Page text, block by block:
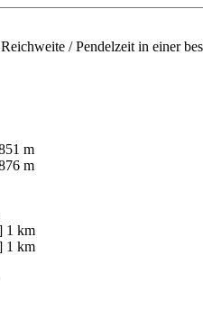
/ Pendelzeit in einer
m
m
1 km
1 km